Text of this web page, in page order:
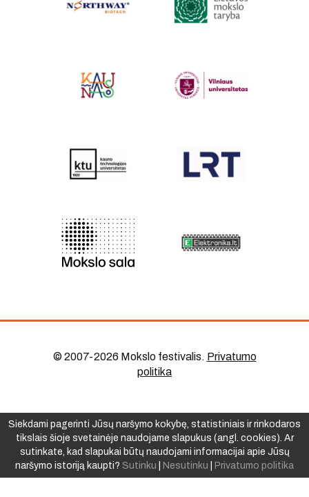
© 2007-2026 Mokslo festivalis. Privatumo
politika
Siekdami pagerinti Jūsų naršymo kokybę, statistiniais ir rinkodaros
tikslais šioje svetainėje naudojame slapukus (angl. cookies). Ar
sutinkate, kad slapukai būtų naudojami informacijai apie Jūsų
naršymo istoriją kaupti? Sutinku Nesutinku Privatumo politika